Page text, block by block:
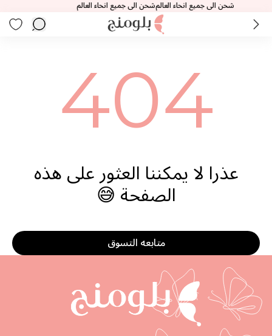
شحن الى جميع انحاء العالمشحن الى جميع انحاء العالم
404
عذرا لا يمكننا العثور على هذه
الصفحة 😅
متابعه التسوق